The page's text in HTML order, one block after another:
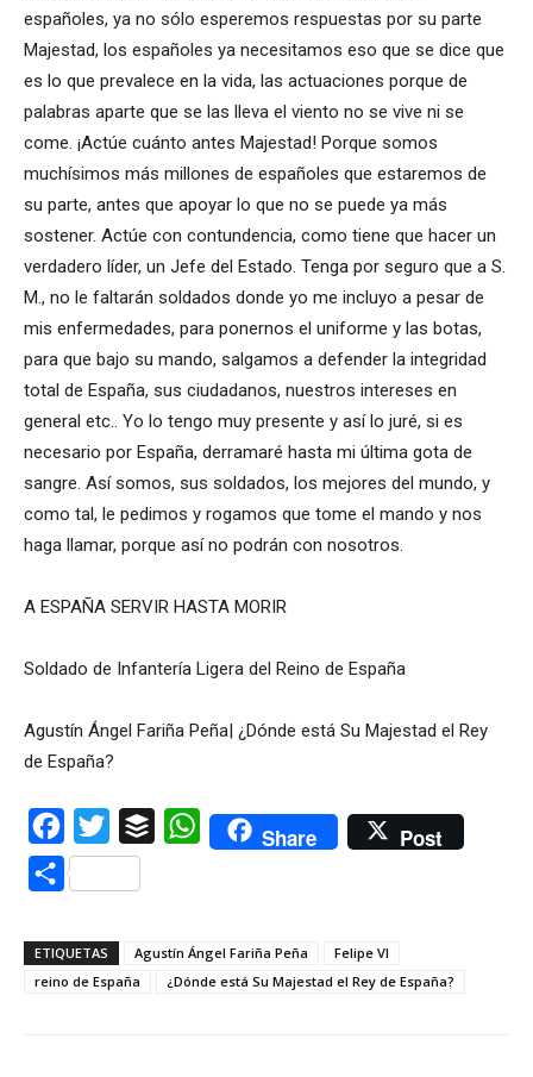
españoles, ya no sólo esperemos respuestas por su parte
Majestad, los españoles ya necesitamos eso que se dice que
es lo que prevalece en la vida, las actuaciones porque de
palabras aparte que se las lleva el viento no se vive ni se
come. ¡Actúe cuánto antes Majestad! Porque somos
muchísimos más millones de españoles que estaremos de
su parte, antes que apoyar lo que no se puede ya más
sostener. Actúe con contundencia, como tiene que hacer un
verdadero líder, un Jefe del Estado. Tenga por seguro que a S.
M., no le faltarán soldados donde yo me incluyo a pesar de
mis enfermedades, para ponernos el uniforme y las botas,
para que bajo su mando, salgamos a defender la integridad
total de España, sus ciudadanos, nuestros intereses en
general etc.. Yo lo tengo muy presente y así lo juré, si es
necesario por España, derramaré hasta mi última gota de
sangre. Así somos, sus soldados, los mejores del mundo, y
como tal, le pedimos y rogamos que tome el mando y nos
haga llamar, porque así no podrán con nosotros.
A ESPAÑA SERVIR HASTA MORIR
Soldado de Infantería Ligera del Reino de España
Agustín Ángel Fariña Peña| ¿Dónde está Su Majestad el Rey
de España?
Facebook
Twitter Buffer WhatsAppShare Post
Compartir
ETIQUETAS Agustín Ángel Fariña Peña
Felipe VI
reino de España
¿Dónde está Su Majestad el Rey de España?